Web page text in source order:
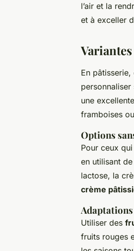
l’air et la
et à exceller
En
une
framboises
Options
Pour ceux
en utilisant
lactose, la
crème
Utiliser des
fruits rouges